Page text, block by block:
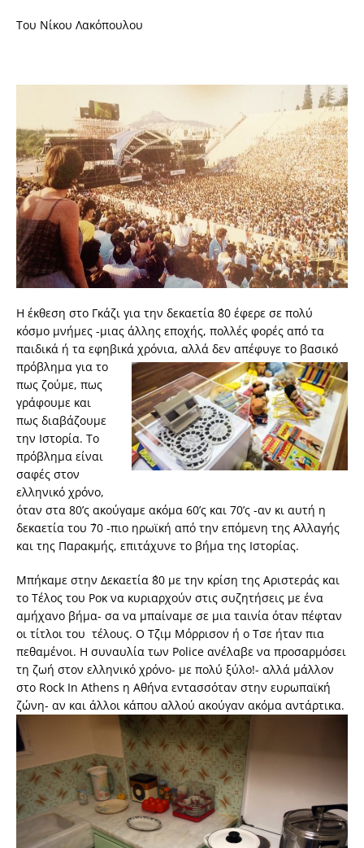
Του Νίκου Λακόπουλου
Η έκθεση στο Γκάζι για την δεκαετία ΄80 έφερε σε πολύ
κόσμο μνήμες -μιας άλλης εποχής, πολλές φορές από τα
παιδικά ή τα εφηβικά χρόνια, αλλά δεν απέφυγε το βασικό
πρόβλημα για το
πως ζούμε, πως
γράφουμε και
πως διαβάζουμε
την Ιστορία. Το
πρόβλημα είναι
σαφές στον
ελληνικό χρόνο,
όταν στα 80’ς ακούγαμε ακόμα 60’ς και 70’ς -αν κι αυτή η
δεκαετία του ΄70 -πιο ηρωϊκή από την επόμενη της Αλλαγής
και της Παρακμής, επιτάχυνε το βήμα της Ιστορίας.
Μπήκαμε στην Δεκαετία ΄80 με την κρίση της Αριστεράς και
το Τέλος του Ροκ να κυριαρχούν στις συζητήσεις με ένα
αμήχανο βήμα- σα να μπαίναμε σε μια ταινία όταν πέφταν
οι τίτλοι του τέλους. Ο Τζιμ Μόρρισον ή ο Τσε ήταν πια
πεθαμένοι. Η συναυλία των Police ανέλαβε να προσαρμόσει
τη ζωή στον ελληνικό χρόνο- με πολύ ξύλο!- αλλά μάλλον
στο Rock In Athens η Αθήνα εντασσόταν στην ευρωπαϊκή
ζώνη- αν και άλλοι κάπου αλλού ακούγαν ακόμα αντάρτικα.